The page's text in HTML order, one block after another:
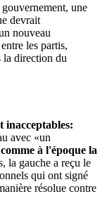
une
devrait
nouveau
les partis,
la direction du
inacceptables:
avec «un
comme à l'époque la
la gauche a reçu le
qui ont signé
résolue contre